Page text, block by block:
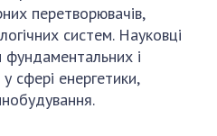
перетворювачів,
систем. Науковці
фундаментальних і
сфері енергетики,